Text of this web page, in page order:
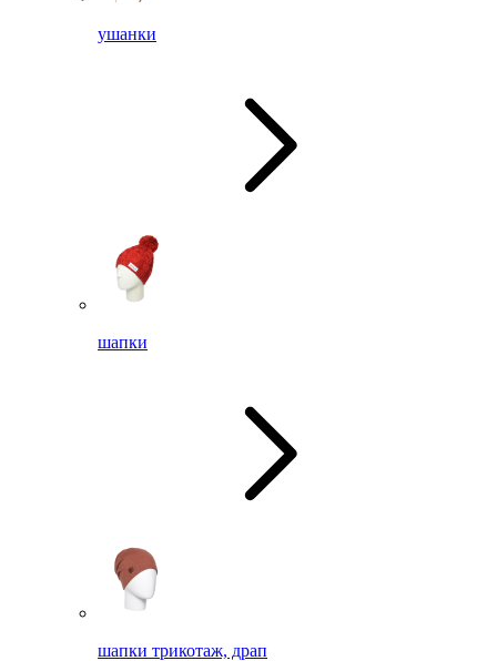
ушанки
шапки
шапки трикотаж, драп